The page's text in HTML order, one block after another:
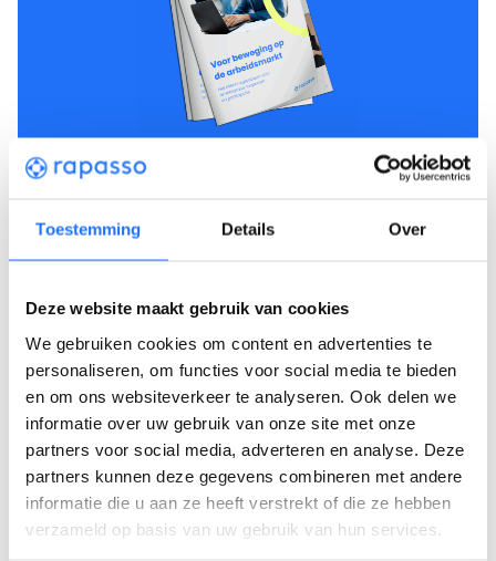
Toestemming Details Over
Deze website maakt gebruik van cookies
We gebruiken cookies om content en advertenties te
personaliseren, om functies voor social media te bieden
en om ons websiteverkeer te analyseren. Ook delen we
informatie over uw gebruik van onze site met onze
partners voor social media, adverteren en analyse. Deze
partners kunnen deze gegevens combineren met andere
informatie die u aan ze heeft verstrekt of die ze hebben
verzameld op basis van uw gebruik van hun services.
Download de brochure
Naar Werk biedt mensen de mogelijkheid zichzelf te
ontwikkelen en klaar te stomen voor de
arbeidsmarkt. Het creëren van de juiste houding
tijdens het sollicitatieproces is hierbij een belangrijk
onderdeel. Daarnaast laat hetNaar Werk traject
mogelijkheden zien in plaats van kansen die niet
meer bij de persoonlijke situatie passen. Hierdoor
krijgt de cliënt nieuwe inzichten en ontdekt hij/zij wat
er allemaal nog wél kan. Door de cliënt te leren